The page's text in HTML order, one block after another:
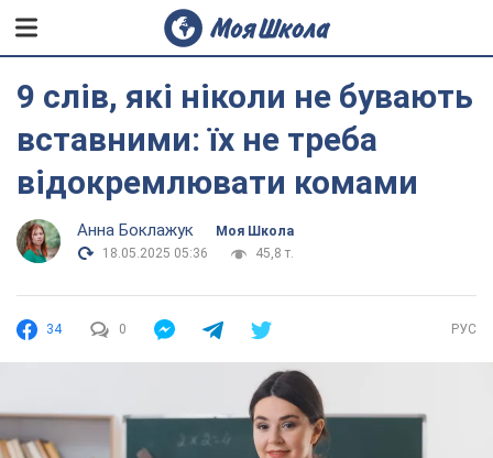
9 слів, які ніколи не бувають
вставними: їх не треба
відокремлювати комами
Анна Боклажук
Моя Школа
18.05.2025 05:36
45,8 т.
34 0 РУС